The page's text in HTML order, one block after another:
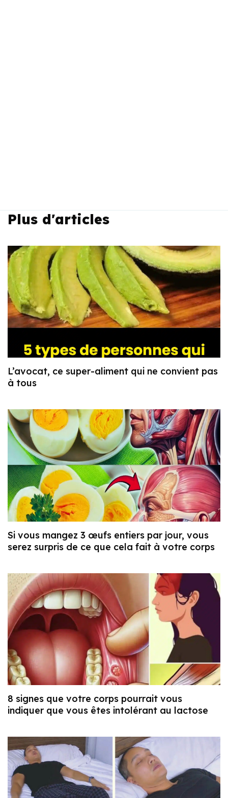
Plus d'articles
L’avocat, ce super-aliment qui ne convient pas
à tous
Si vous mangez 3 œufs entiers par jour, vous
serez surpris de ce que cela fait à votre corps
8 signes que votre corps pourrait vous
indiquer que vous êtes intolérant au lactose